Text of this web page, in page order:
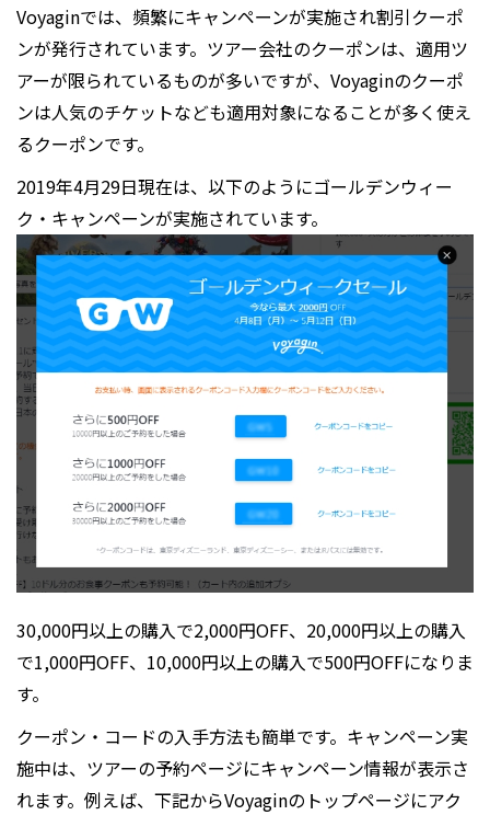
Voyaginでは、頻繁にキャンペーンが実施され割引クーポ
ンが発行されています。ツアー会社のクーポンは、適用ツ
アーが限られているものが多いですが、Voyaginのクーポ
ンは人気のチケットなども適用対象になることが多く使え
るクーポンです。
2019年4月29日現在は、以下のようにゴールデンウィー
ク・キャンペーンが実施されています。
30,000円以上の購入で2,000円OFF、20,000円以上の購入
で1,000円OFF、10,000円以上の購入で500円OFFになりま
す。
クーポン・コードの入手方法も簡単です。キャンペーン実
施中は、ツアーの予約ページにキャンペーン情報が表示さ
れます。例えば、下記からVoyaginのトップページにアク